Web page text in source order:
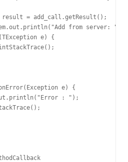
= add_call.getResult();
from server: " +
e) {
e) {
: ");